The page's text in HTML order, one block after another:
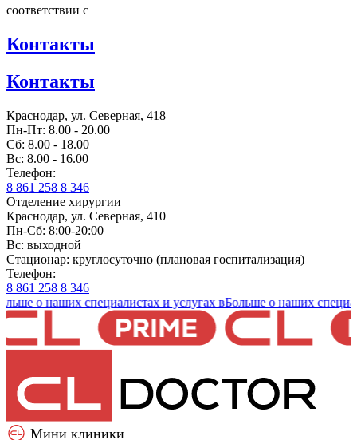
соответствии с
Контакты
Контакты
Краснодар, ул. Северная, 418
Пн-Пт: 8.00 - 20.00
Сб: 8.00 - 18.00
Вс: 8.00 - 16.00
Телефон:
8 861 258 8 346
Отделение хирургии
Краснодар, ул. Северная, 410
Пн-Сб: 8:00-20:00
Вс: выходной
Стационар: круглосуточно (плановая госпитализация)
Телефон:
8 861 258 8 346
наших специалистах и услугах вБольше о наших
Мини клиники